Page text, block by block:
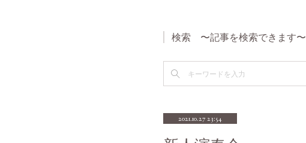
検索 〜記事を検索できます〜
2021.10.27 23:54